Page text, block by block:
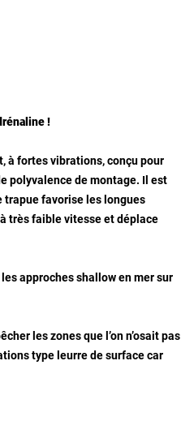
!
à fortes vibrations, conçu pour
polyvalence de montage. Il est
trapue favorise les longues
très faible vitesse et déplace
approches shallow en mer sur
les zones que l’on n’osait pas
type leurre de surface car